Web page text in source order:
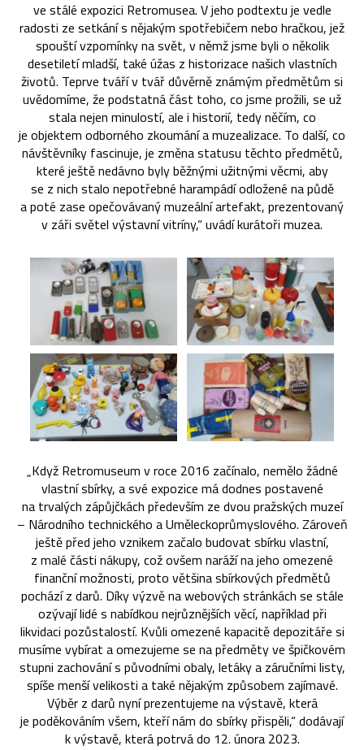
ve stálé expozici Retromusea. V jeho podtextu je vedle
radosti ze setkání s nějakým spotřebičem nebo hračkou, jež
spouští vzpomínky na svět, v němž jsme byli o několik
desetiletí mladší, také úžas z historizace našich vlastních
životů. Teprve tváří v tvář důvěrně známým předmětům si
uvědomíme, že podstatná část toho, co jsme prožili, se už
stala nejen minulostí, ale i historií, tedy něčím, co
je objektem odborného zkoumání a muzealizace. To další, co
návštěvníky fascinuje, je změna statusu těchto předmětů,
které ještě nedávno byly běžnými užitnými věcmi, aby
se z nich stalo nepotřebné harampádí odložené na půdě
a poté zase opečovávaný muzeální artefakt, prezentovaný
v záři světel výstavní vitríny,“ uvádí kurátoři muzea.
„Když Retromuseum v roce 2016 začínalo, nemělo žádné
vlastní sbírky, a své expozice má dodnes postavené
na trvalých zápůjčkách především ze dvou pražských muzeí
– Národního technického a Uměleckoprůmyslového. Zároveň
ještě před jeho vznikem začalo budovat sbírku vlastní,
z malé části nákupy, což ovšem naráží na jeho omezené
finanční možnosti, proto většina sbírkových předmětů
pochází z darů. Díky výzvě na webových stránkách se stále
ozývají lidé s nabídkou nejrůznějších věcí, například při
likvidaci pozůstalostí. Kvůli omezené kapacitě depozitáře si
musíme vybírat a omezujeme se na předměty ve špičkovém
stupni zachování s původními obaly, letáky a záručními listy,
spíše menší velikosti a také nějakým způsobem zajímavé.
Výběr z darů nyní prezentujeme na výstavě, která
je poděkováním všem, kteří nám do sbírky přispěli,“ dodávají
k výstavě, která potrvá do 12. února 2023.